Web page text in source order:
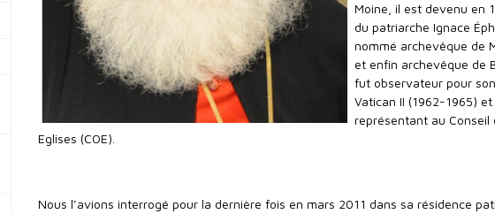
Moine, il est devenu en
du patriarche Ignace
nommé archevêque de
et enfin archevêque de
fut observateur pour
Vatican II (1962-1965)
représentant au
Eglises (COE).
Nous l’avions interrogé pour la dernière fois en mars 2011 dans sa résidence